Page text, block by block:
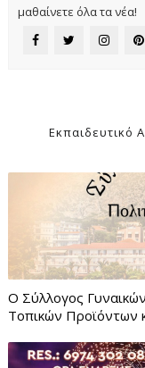
μαθαίνετε όλα τα νέα!
Εκπαιδευτικό
Ο Σύλλογος
Τοπικών Προϊόντων